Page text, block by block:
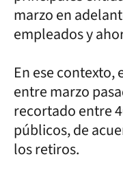
marzo en
empleados y
En ese
entre marzo
recortado entre
públicos, de
los retiros.